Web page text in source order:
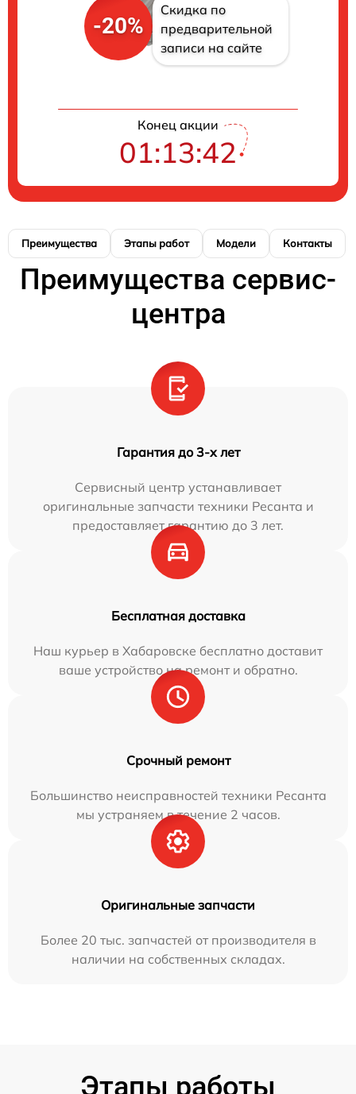
-20%
Скидка по
предварительной
записи на сайте
Конец акции
01:13:42
Преимущества Этапы работ Модели Контакты
Преимущества сервис-
центра
Гарантия до 3-х лет
Сервисный центр устанавливает
оригинальные запчасти техники Ресанта и
предоставляет гарантию до 3 лет.
Бесплатная доставка
Наш курьер в Хабаровске бесплатно доставит
ваше устройство на ремонт и обратно.
Срочный ремонт
Большинство неисправностей техники Ресанта
мы устраняем в течение 2 часов.
Оригинальные запчасти
Более 20 тыс. запчастей от производителя в
наличии на собственных складах.
Этапы работы